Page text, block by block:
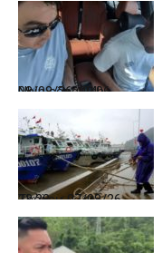
Nhịp sống 24h
08/08/26, 09:06
Thời sự
07/08/26, 23:28